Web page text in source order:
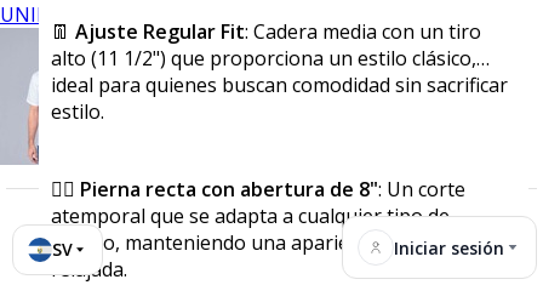
UNIFORMES
SV Iniciar sesión
👖 Ajuste Regular Fit: Cadera media con un tiro
alto (11 1/2") que proporciona un estilo clásico,
ideal para quienes buscan comodidad sin sacrificar
estilo.
🧍‍♂️ Pierna recta con abertura de 8": Un corte
atemporal que se adapta a cualquier tipo de
cuerpo, manteniendo una apariencia moderna y
relajada.